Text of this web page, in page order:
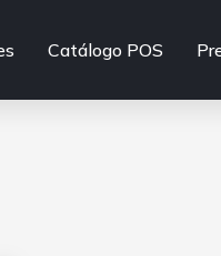
Catálogo POS